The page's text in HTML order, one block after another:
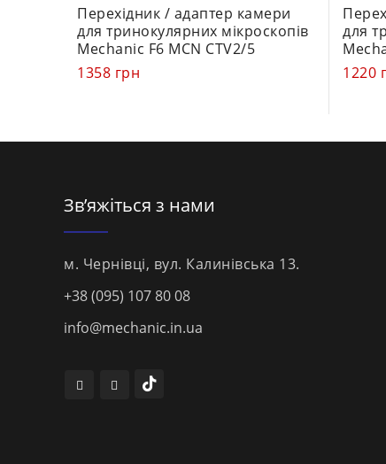
out
of
5
Перехідник / адаптер камери
для тринокулярних мікроскопів
Mechanic F6 MCN CTV2/5
1358 грн
out
of
5
для
1220
Зв’яжіться з нами
м. Чернівці, вул. Калинівська 13.
+38 (095) 107 80 08
info@mechanic.in.ua